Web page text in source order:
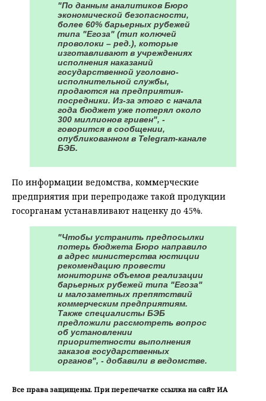
"По данным аналитиков Бюро
экономической безопасности,
более 60% барьерных рубежей
типа "Егоза" (тип колючей
проволоки – ред.), которые
изготавливают в учреждениях
исполнения наказаний
государственной уголовно-
исполнительной службы,
продаются на предприятия-
посредники. Из-за этого с начала
года бюджет уже потерял около
300 миллионов гривен", -
говорится в сообщении,
опубликованном в Telegram-канале
БЭБ.
По информации ведомства, коммерческие
предприятия при перепродаже такой продукции
госорганам устанавливают наценку до 45%.
"Чтобы устранить предпосылки
потерь бюджета Бюро направило
в адрес министерства юстиции
рекомендацию провести
мониторинг объемов реализации
барьерных рубежей типа "Егоза"
и малозаметных препятствий
коммерческим предприятиям.
Также специалисты БЭБ
предложили рассмотреть вопрос
об установлении
приоритетности выполнения
заказов государственных
органов", - добавили в ведомстве.
Все права защищены. При перепечатке ссылка на сайт ИА